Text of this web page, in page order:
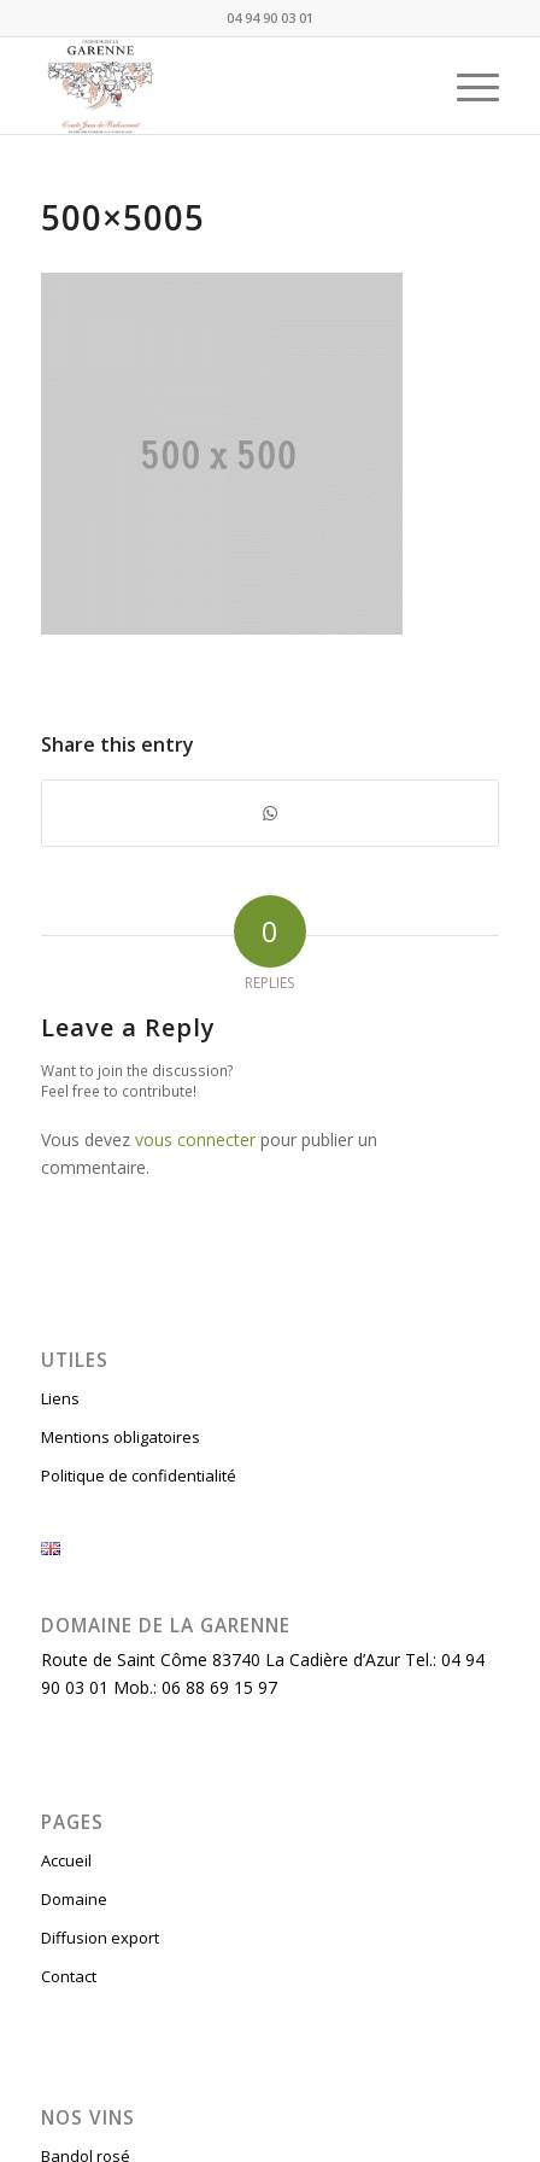
04 94 90 03 01
500×5005
Share this entry
0
REPLIES
Leave a Reply
Want to join the discussion?
Feel free to contribute!
Vous devez vous connecterpour publier un
commentaire.
UTILES
Liens
Mentions obligatoires
Politique de confidentialité
DOMAINE DE LA GARENNE
Route de Saint Côme 83740 La Cadière d’Azur Tel.: 04 94
90 03 01 Mob.: 06 88 69 15 97
PAGES
Accueil
Domaine
Diffusion export
Contact
NOS VINS
Bandol rosé